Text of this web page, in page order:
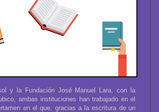
y la Fundación José Manuel Lara, con la
ambas instituciones han trabajado en el
en el que, gracias a la escritura de un